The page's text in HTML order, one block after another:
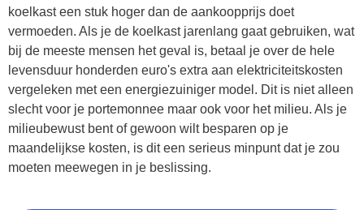
koelkast een stuk hoger dan de aankoopprijs doet
vermoeden. Als je de koelkast jarenlang gaat gebruiken, wat
bij de meeste mensen het geval is, betaal je over de hele
levensduur honderden euro's extra aan elektriciteitskosten
vergeleken met een energiezuiniger model. Dit is niet alleen
slecht voor je portemonnee maar ook voor het milieu. Als je
milieubewust bent of gewoon wilt besparen op je
maandelijkse kosten, is dit een serieus minpunt dat je zou
moeten meewegen in je beslissing.